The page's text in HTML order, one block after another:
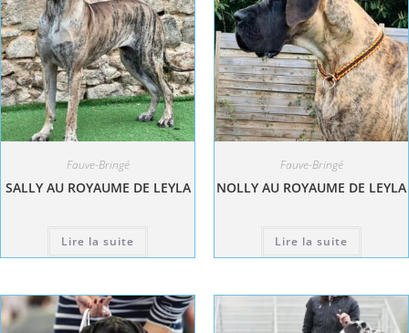
Fauve-Bringé
SALLY AU ROYAUME DE LEYLA
Lire la suite
Fauve-Bringé
NOLLY AU ROYAUME DE LEYLA
Lire la suite